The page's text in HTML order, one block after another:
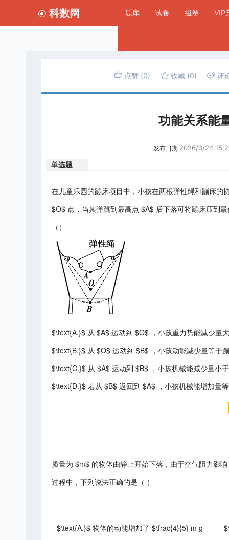
科数网 题库 试卷 组卷 VIP
点赞 (0) 收藏 (0) 评
功能关系能
发布日期 2026/3/24
单选题
在儿童乐园的蹦床项目中，小孩在两根弹性绳和蹦床
$O$ 点，当其弹跳到最高点 $A$ 后下落可将蹦床压到
（）
$\text{A.}$ 从 $A$ 运动到 $O$ ，小孩重力势能减少量
$\text{B.}$ 从 $O$ 运动到 $B$ ，小孩动能减少量等于
$\text{C.}$ 从 $A$ 运动到 $B$ ，小孩机械能减少量小
$\text{D.}$ 若从 $B$ 返回到 $A$ ，小孩机械能增加量
质量为 $m$ 的物体由静止开始下落，由于空气阻力影
过程中，下列说法正确的是（ ）
$\text{A.}$ 物体的动能增加了 $\frac{4}{5} m g